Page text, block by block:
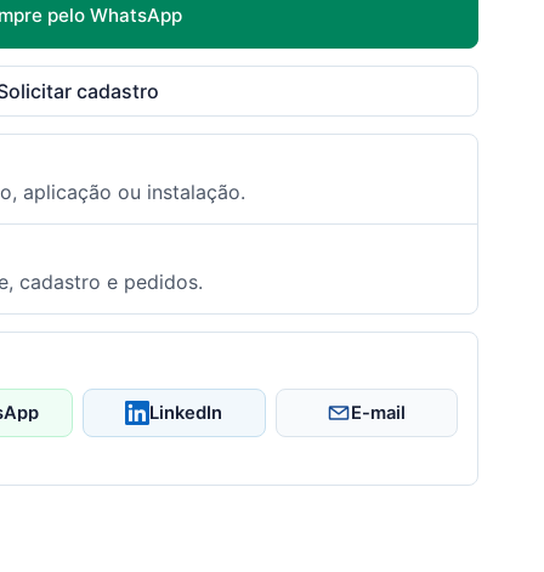
pelo WhatsApp
cadastro
aplicação ou instalação.
cadastro e pedidos.
LinkedIn E-mail